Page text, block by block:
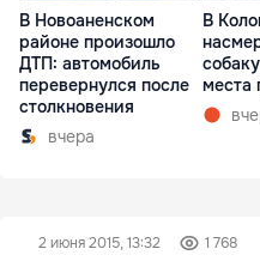
В Новоаненском
районе произошло
ДТП: автомобиль
перевернулся после
столкновения
вчера
В
места
2 июня 2015, 13:32 1 768